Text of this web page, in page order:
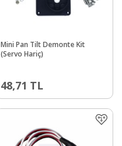
Mini Pan Tilt Demonte Kit
(Servo Hariç)
48,71 TL